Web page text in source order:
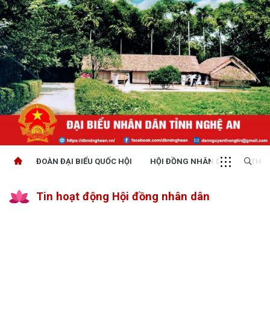
ĐOÀN ĐẠI BIỂU QUỐC HỘI HỘI ĐỒNG NHÂN DÂN
Tin hoạt động Hội đồng nhân dân